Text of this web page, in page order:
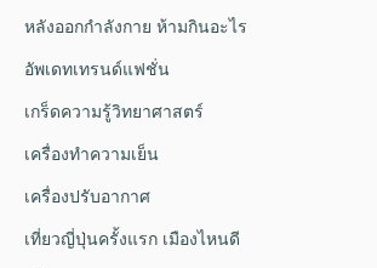
หลังออกกําลังกาย ห้ามกินอะไร
อัพเดทเทรนด์แฟชั่น
เกร็ดความรู้วิทยาศาสตร์
เครื่องทำความเย็น
เครื่องปรับอากาศ
เที่ยวญี่ปุ่นครั้งแรก เมืองไหนดี